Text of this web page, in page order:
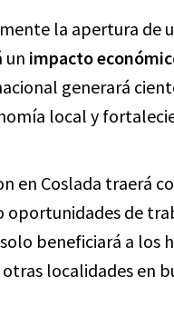
la apertura de
un impacto
generará
local y
en Coslada traerá
de
beneficiará a los
localidades en